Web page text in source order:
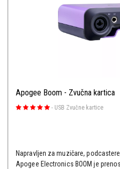
Apogee Boom - Zvučna kartica
- USB Zvučne kartice
Napravljen za muzičare,
Apogee Electronics BOOM je